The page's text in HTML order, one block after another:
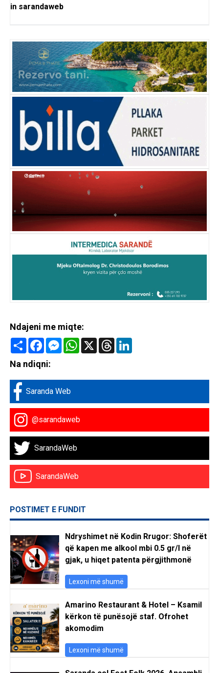
in sarandaweb
Ndajeni me miqte:
Share FacebookMessenger
WhatsApp
X Threads
Na ndiqni:
Saranda Web
@sarandaweb
SarandaWeb
SarandaWeb
POSTIMET E FUNDIT
Ndryshimet në Kodin Rrugor: Shoferët
që kapen me alkool mbi 0.5 gr/l në
gjak, u hiqet patenta përgjithmonë
Lexoni më shumë
Amarino Restaurant & Hotel – Ksamil
kërkon të punësojë staf. Ofrohet
akomodim
Lexoni më shumë